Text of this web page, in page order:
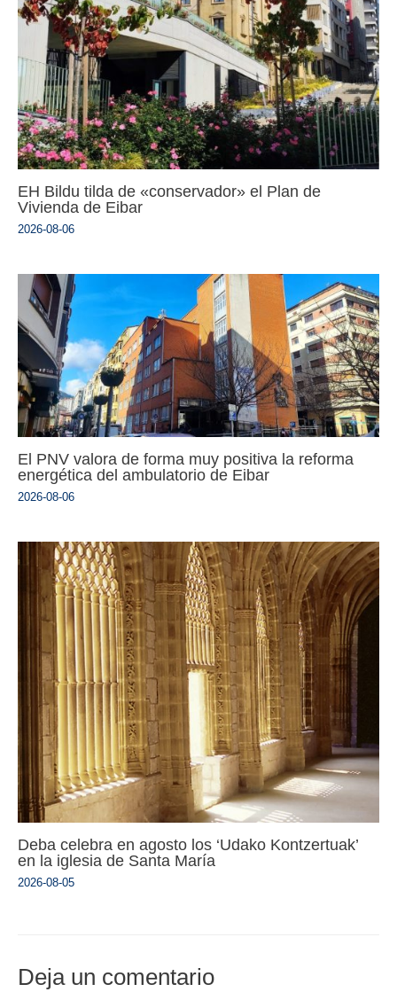
EH Bildu tilda de «conservador» el Plan de
Vivienda de Eibar
2026-08-06
El PNV valora de forma muy positiva la reforma
energética del ambulatorio de Eibar
2026-08-06
Deba celebra en agosto los ‘Udako Kontzertuak’
en la iglesia de Santa María
2026-08-05
Deja un comentario